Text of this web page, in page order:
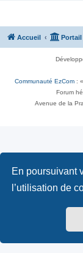
En poursuivant
l’utilisation de
Accueil Portail
Communauté EzCom :
Forum
Avenue de la